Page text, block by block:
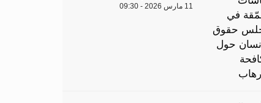
11 مارس 2026 - 09:30